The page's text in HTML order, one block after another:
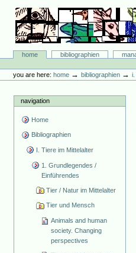
content.
navigation
Bibliographie-Portal
Sectionshome bibliographien
tools
you are here: home →bibliographien →i.
navigation
Home
Bibliographien
I. Tiere im Mittelalter
1. Grundlegendes /
Einführendes
Tier / Natur im Mittelalter
Tier und Mensch
Animals and human
society. Changing
perspectives